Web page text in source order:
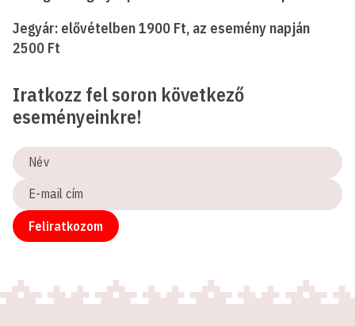
Jegyár: elővételben 1900 Ft, az esemény napján
2500 Ft
Iratkozz fel soron következő
eseményeinkre!
Név
E-
mail
cím
Feliratkozom